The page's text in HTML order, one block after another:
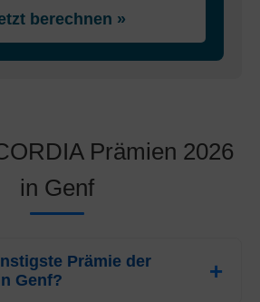
berechnen »
Prämien 2026
in Genf
Prämie der
Genf?